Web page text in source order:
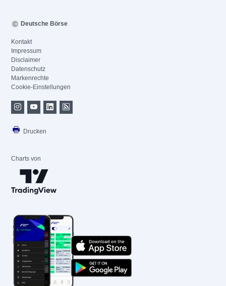
Deutsche Börse
Kontakt
Impressum
Disclaimer
Datenschutz
Markenrechte
Cookie-Einstellungen
Drucken
Charts von